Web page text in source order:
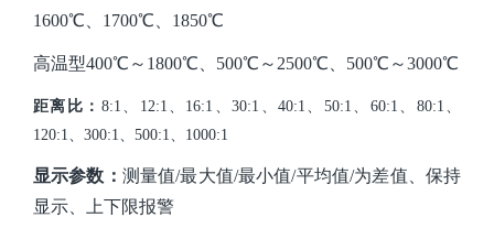
1600℃、1700℃、1850℃
高温型400℃ ～ 1800℃、500℃ ～ 2500℃、500℃ ～3000℃
距离比： 8:1、12:1、16:1、30:1、40:1、50:1、60:1、80:1、
120:1、300:1、500:1、1000:1
显示参数： 测量值/最大值/最小值/平均值/为差值、保持
显示、上下限报警